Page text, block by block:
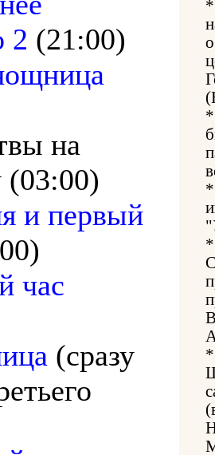
2 (21:00)
на
(03:00)
и первый
час
(сразу